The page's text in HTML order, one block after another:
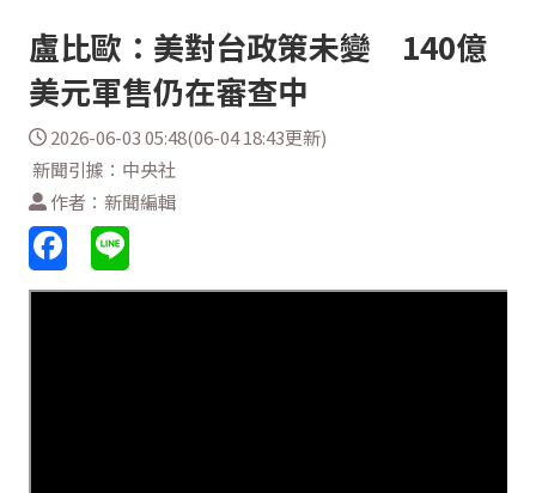
盧比歐：美對台政策未變 140億
美元軍售仍在審查中
2026-06-03 05:48(06-04 18:43更新)
新聞引據：中央社
作者：新聞編輯